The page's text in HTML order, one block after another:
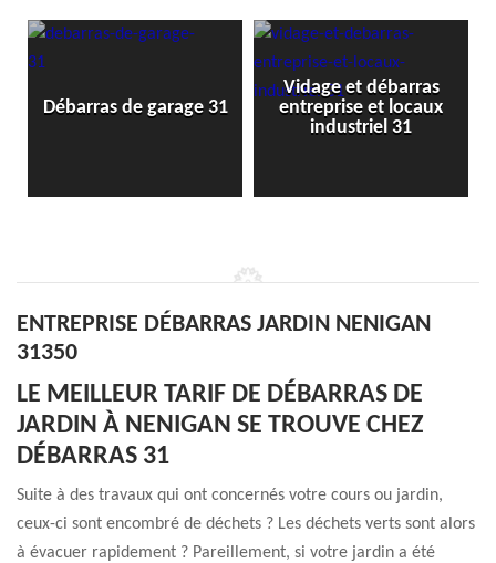
Débarras de garage 31
Vidage et débarras
entreprise et locaux
industriel 31
ENTREPRISE DÉBARRAS JARDIN NENIGAN
31350
LE MEILLEUR TARIF DE DÉBARRAS DE
JARDIN À NENIGAN SE TROUVE CHEZ
DÉBARRAS 31
Suite à des travaux qui ont concernés votre cours ou jardin,
ceux-ci sont encombré de déchets ? Les déchets verts sont alors
à évacuer rapidement ? Pareillement, si votre jardin a été